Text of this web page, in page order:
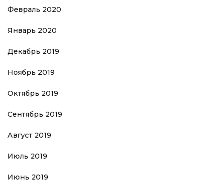
Февраль 2020
Январь 2020
Декабрь 2019
Ноябрь 2019
Октябрь 2019
Сентябрь 2019
Август 2019
Июль 2019
Июнь 2019